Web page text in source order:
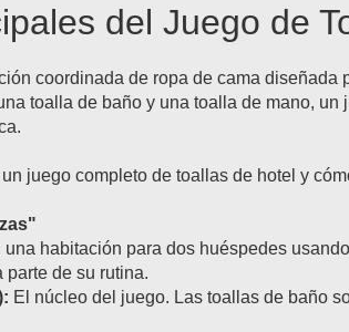
del Juego de
coordinada de ropa de cama
toalla de baño y una toalla de mano,
juego completo de toallas de hotel y
habitación para dos huéspedes
parte de su rutina.
El núcleo del juego. Las toallas de baño